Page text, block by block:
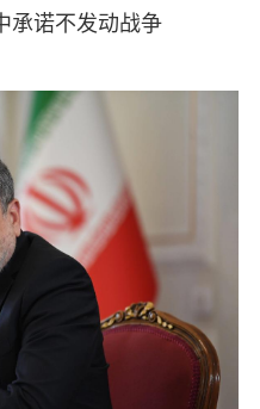
承诺不发动战争